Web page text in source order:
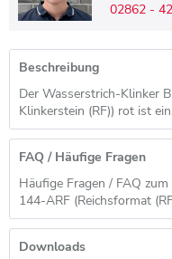
02862 -
Beschreibung
Der Wasserstrich-Klinker
Klinkerstein (RF)) rot ist
FAQ / Häufige Fragen
Häufige Fragen / FAQ
144-ARF (Reichsformat
Downloads